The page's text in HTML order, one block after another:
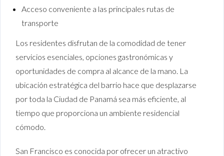
Acceso conveniente a las principales rutas de
transporte
Los residentes disfrutan de la comodidad de tener
servicios esenciales, opciones gastronómicas y
oportunidades de compra al alcance de la mano. La
ubicación estratégica del barrio hace que desplazarse
por toda la Ciudad de Panamá sea más eficiente, al
tiempo que proporciona un ambiente residencial
cómodo.
San Francisco es conocida por ofrecer un atractivo